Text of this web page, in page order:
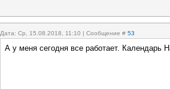
Дата: Ср, 15.08.2018, 11:10 | Сообщение # 53
А у меня сегодня все работает. Календарь